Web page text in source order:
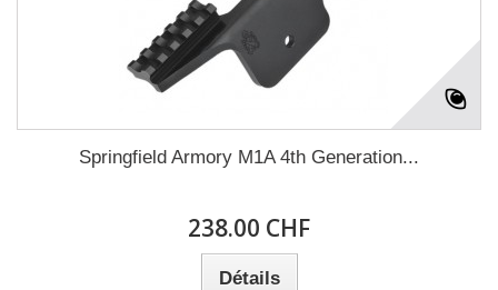
Springfield Armory M1A 4th Generation...
238.00 CHF
Détails